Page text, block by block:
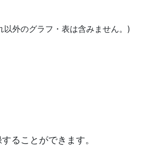
外のグラフ・表は含みません。)
ることができます。